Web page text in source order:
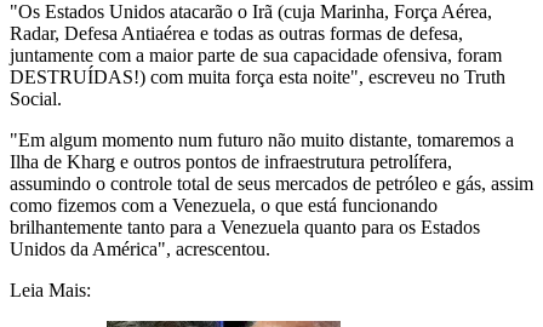
"Os Estados Unidos atacarão o Irã (cuja Marinha, Força Aérea,
Radar, Defesa Antiaérea e todas as outras formas de defesa,
juntamente com a maior parte de sua capacidade ofensiva, foram
DESTRUÍDAS!) com muita força esta noite", escreveu no Truth
Social.
"Em algum momento num futuro não muito distante, tomaremos a
Ilha de Kharg e outros pontos de infraestrutura petrolífera,
assumindo o controle total de seus mercados de petróleo e gás, assim
como fizemos com a Venezuela, o que está funcionando
brilhantemente tanto para a Venezuela quanto para os Estados
Unidos da América", acrescentou.
Leia Mais: